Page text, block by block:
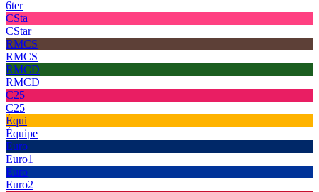
6ter
CSta
CStar
RMCS
RMCS
RMCD
RMCD
C25
C25
Équi
Équipe
Euro
Euro1
Euro
Euro2